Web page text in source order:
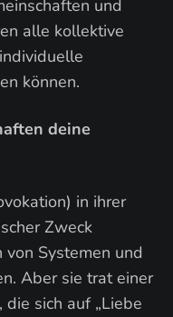
und
alle kollektive
können.
deine
in ihrer
Zweck
Systemen und
Aber sie trat einer
sich auf „Liebe